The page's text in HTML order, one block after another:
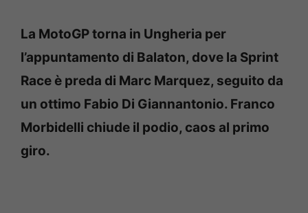
La MotoGP torna in Ungheria per
l’appuntamento di Balaton, dove la Sprint
Race è preda di Marc Marquez, seguito da
un ottimo Fabio Di Giannantonio. Franco
Morbidelli chiude il podio, caos al primo
giro.